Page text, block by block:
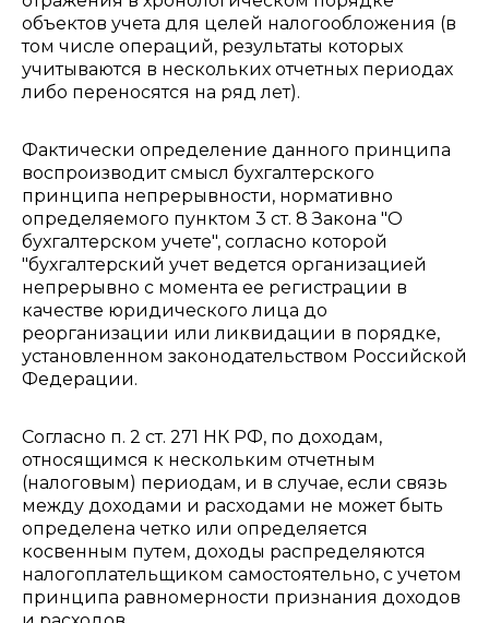
объектов учета для целей налогообложения (в
том числе операций, результаты которых
учитываются в нескольких отчетных периодах
либо переносятся на ряд лет).
Фактически определение данного принципа
воспроизводит смысл бухгалтерского
принципа непрерывности, нормативно
определяемого пунктом 3 ст. 8 Закона "О
бухгалтерском учете", согласно которой
"бухгалтерский учет ведется организацией
непрерывно с момента ее регистрации в
качестве юридического лица до
реорганизации или ликвидации в порядке,
установленном законодательством Российской
Федерации.
Согласно п. 2 ст. 271 НК РФ, по доходам,
относящимся к нескольким отчетным
(налоговым) периодам, и в случае, если связь
между доходами и расходами не может быть
определена четко или определяется
косвенным путем, доходы распределяются
налогоплательщиком самостоятельно, с учетом
принципа равномерности признания доходов